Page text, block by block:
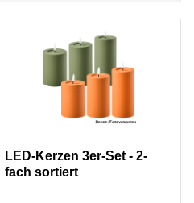
LED-Kerzen 3er-Set - 2-
fach sortiert